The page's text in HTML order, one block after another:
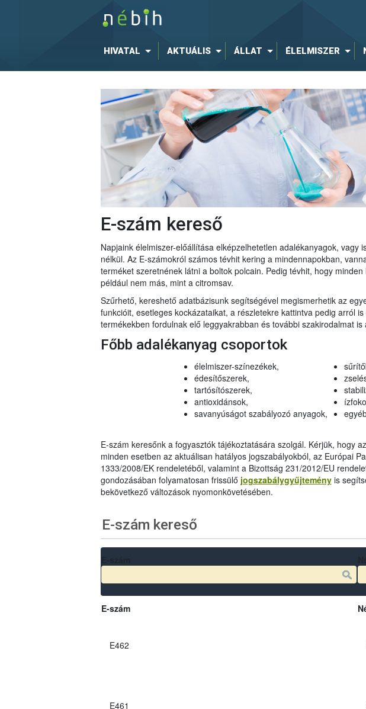
HIVATAL AKTUÁLIS ÁLLAT ÉLELMISZER
E-szám kereső
Napjaink élelmiszer-előállítása elképzelhetetlen adalékanyagok, vagy
nélkül. Az E-számokról számos tévhit kering a mindennapokban,
terméket szeretnének látni a boltok polcain. Pedig tévhit, hogy
például nem más, mint a citromsav.
Szűrhető, kereshető adatbázisunk segítségével megismerhetik az
funkcióit, esetleges kockázataikat, a részletekre kattintva pedig arról
termékekben fordulnak elő leggyakrabban és további szakirodalmat is
Főbb adalékanyag csoportok
élelmiszer-színezékek,
édesítőszerek,
tartósítószerek,
antioxidánsok,
savanyúságot szabályozó anyagok,
E-szám keresőnk a fogyasztók tájékoztatására szolgál. Kérjük, hogy
minden esetben az aktuálisan hatályos jogszabályokból, az Európai
1333/2008/EK rendeletéből, valamint a Bizottság 231/2012/EU
gondozásában folyamatosan frissülő jogszabálygyűjteményis
bekövetkező változások nyomonkövetésében.
E-szám kereső
E-szám
E462
E461